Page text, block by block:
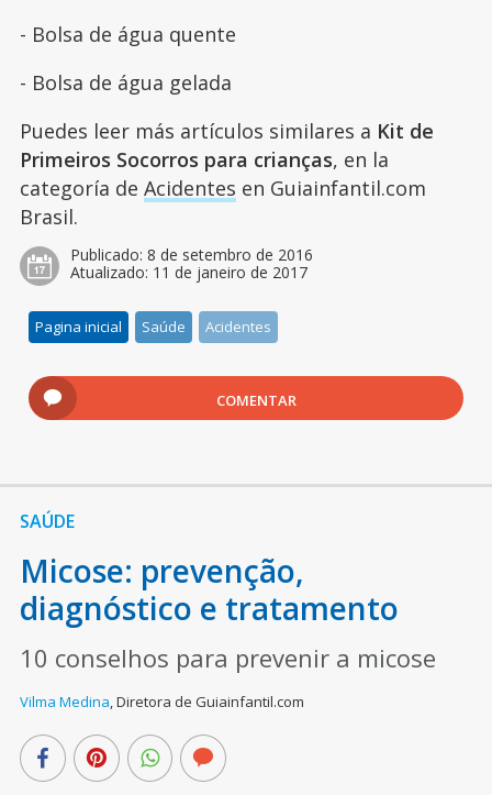
- Bolsa de água quente
- Bolsa de água gelada
Puedes leer más artículos similares a Kit de
Primeiros Socorros para crianças, en la
categoría de Acidentes en Guiainfantil.com
Brasil.
Publicado: 8 de setembro de 2016
Atualizado: 11 de janeiro de 2017
Pagina inicial Saúde Acidentes
COMENTAR
SAÚDE
Micose: prevenção,
diagnóstico e tratamento
10 conselhos para prevenir a micose
Vilma Medina,Diretora de Guiainfantil.com